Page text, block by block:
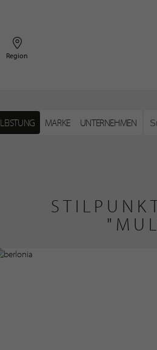
Region
LEISTUNG MARKE UNTERNEHMEN